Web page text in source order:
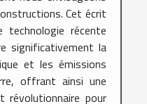
Cet écrit
récente
significativement la
et les émissions
offrant ainsi une
révolutionnaire pour